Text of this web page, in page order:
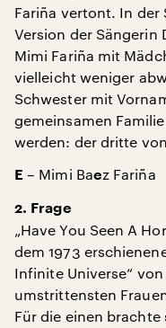
Fariña vertont. In der
Version der Sängerin
Mimi Fariña mit
vielleicht weniger
Schwester mit
gemeinsamen
werden: der dritte
E – Mimi Baez Fariña
2. Frage
„Have You Seen A
dem 1973
Infinite Universe“
umstrittensten
Für die einen